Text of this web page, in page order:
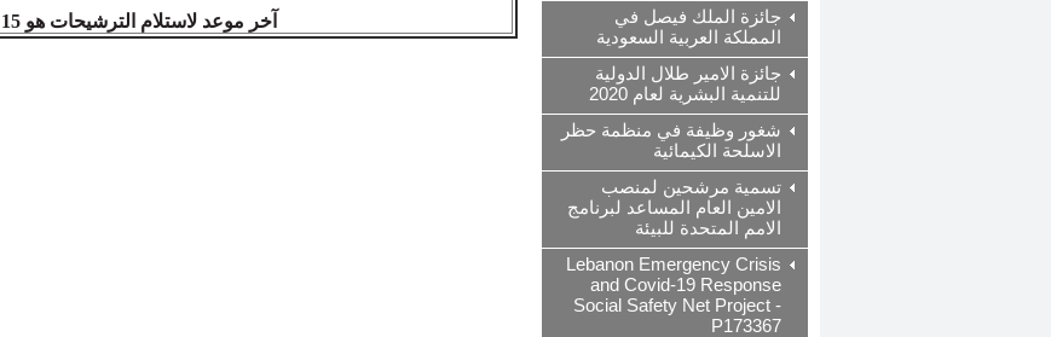
جائزة الملك فيصل في
المملكة العربية السعودية
جائزة الامير طلال الدولية
للتنمية البشرية لعام 2020
شغور وظيفة في منظمة حظر
الاسلحة الكيمائية
تسمية مرشحين لمنصب
الامين العام المساعد لبرنامج
الامم المتحدة للبيئة
Lebanon Emergency Crisis
and Covid-19 Response
Social Safety Net Project -
P173367
آخر موعد لاستلام الترشيحات هو 15 أيلول 2021